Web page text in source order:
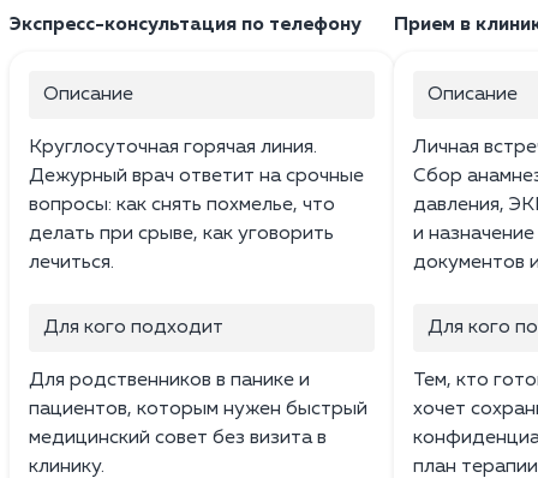
Экспресс-консультация по телефону
Описание
Круглосуточная горячая линия.
Дежурный врач ответит на срочные
вопросы: как снять похмелье, что
делать при срыве, как уговорить
лечиться.
Для кого подходит
Для родственников в панике и
пациентов, которым нужен быстрый
медицинский совет без визита в
клинику.
Прием в
Описание
Личная
Сбор
давления,
и
документов
Для кого
Тем, кто
хочет
план